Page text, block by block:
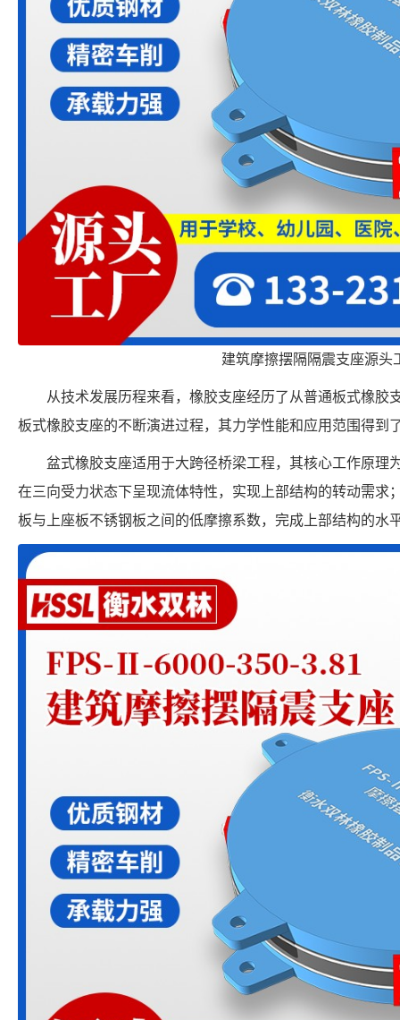
建筑摩擦摆隔隔震支座源头
从技术发展历程来看，橡胶支座经历了从普通板式橡胶
板式橡胶支座的不断演进过程，其力学性能和应用范围得到
盆式橡胶支座适用于大跨径桥梁工程，其核心工作原理
在三向受力状态下呈现流体特性，实现上部结构的转动需求
板与上座板不锈钢板之间的低摩擦系数，完成上部结构的水